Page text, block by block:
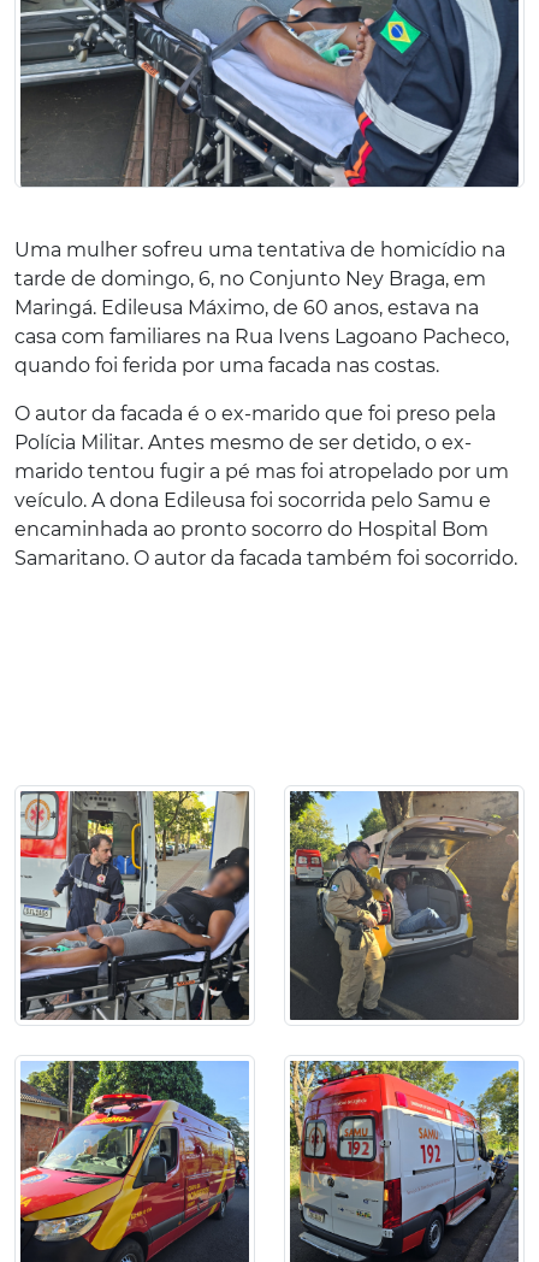
Uma mulher sofreu uma tentativa de homicídio na
tarde de domingo, 6, no Conjunto Ney Braga, em
Maringá. Edileusa Máximo, de 60 anos, estava na
casa com familiares na Rua Ivens Lagoano Pacheco,
quando foi ferida por uma facada nas costas.
O autor da facada é o ex-marido que foi preso pela
Polícia Militar. Antes mesmo de ser detido, o ex-
marido tentou fugir a pé mas foi atropelado por um
veículo. A dona Edileusa foi socorrida pelo Samu e
encaminhada ao pronto socorro do Hospital Bom
Samaritano. O autor da facada também foi socorrido.